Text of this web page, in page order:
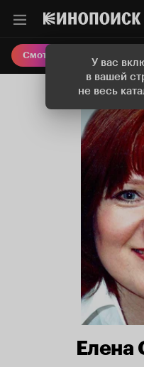
У вас
в вашей
не весь
Смотреть кино
Елена